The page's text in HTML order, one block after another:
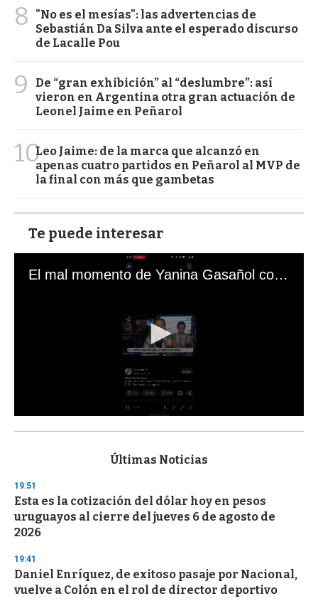
8
"No es el mesías": las advertencias de
Sebastián Da Silva ante el esperado discurso
de Lacalle Pou
9
De “gran exhibición” al “deslumbre”: así
vieron en Argentina otra gran actuación de
Leonel Jaime en Peñarol
10Leo Jaime: de la marca que alcanzó en
apenas cuatro partidos en Peñarol al MVP de
la final con más que gambetas
Te puede interesar
El mal momento de Yanina Gasañol con un hincha argentino en "Subrayado"
s
d
s
o
f
3
s
e
c
o
Últimas Noticias
19:51
Esta es la cotización del dólar hoy en pesos
uruguayos al cierre del jueves 6 de agosto de
2026
19:41
Daniel Enríquez, de exitoso pasaje por Nacional,
vuelve a Colón en el rol de director deportivo